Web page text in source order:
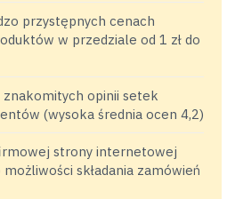
przystępnych cenach
w przedziale od 1 zł do
znakomitych opinii setek
(wysoka średnia ocen 4,2)
strony internetowej
składania zamówień